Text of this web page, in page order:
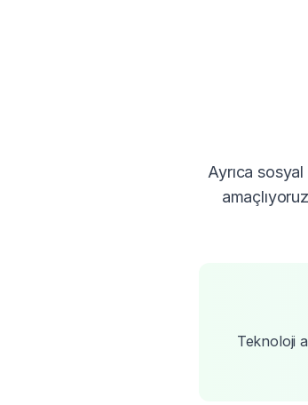
Ayrıca
Teknoloji